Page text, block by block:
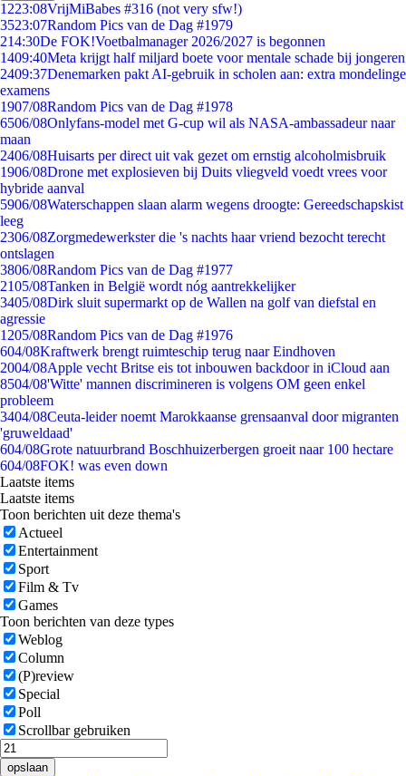
1223:08VrijMiBabes #316 (not very sfw!)
3523:07Random Pics van de Dag #1979
214:30De FOK!Voetbalmanager 2026/2027 is begonnen
1409:40Meta krijgt half miljard boete voor mentale schade bij jongeren
2409:37Denemarken pakt AI-gebruik in scholen aan: extra mondelinge
examens
1907/08Random Pics van de Dag #1978
6506/08Onlyfans-model met G-cup wil als NASA-ambassadeur naar
maan
2406/08Huisarts per direct uit vak gezet om ernstig alcoholmisbruik
1906/08Drone met explosieven bij Duits vliegveld voedt vrees voor
hybride aanval
5906/08Waterschappen slaan alarm wegens droogte: Gereedschapskist
leeg
2306/08Zorgmedewerkster die 's nachts haar vriend bezocht terecht
ontslagen
3806/08Random Pics van de Dag #1977
2105/08Tanken in België wordt nóg aantrekkelijker
3405/08Dirk sluit supermarkt op de Wallen na golf van diefstal en
agressie
1205/08Random Pics van de Dag #1976
604/08Kraftwerk brengt ruimteschip terug naar Eindhoven
2004/08Apple vecht Britse eis tot inbouwen backdoor in iCloud aan
8504/08'Witte' mannen discrimineren is volgens OM geen enkel
probleem
3404/08Ceuta-leider noemt Marokkaanse grensaanval door migranten
'gruweldaad'
604/08Grote natuurbrand Boschhuizerbergen groeit naar 100 hectare
604/08FOK! was even down
Laatste items
Laatste items
Toon berichten uit deze thema's
Actueel
Entertainment
Sport
Film & Tv
Games
Toon berichten van deze types
Weblog
Column
(P)review
Special
Poll
Scrollbar gebruiken
opslaan